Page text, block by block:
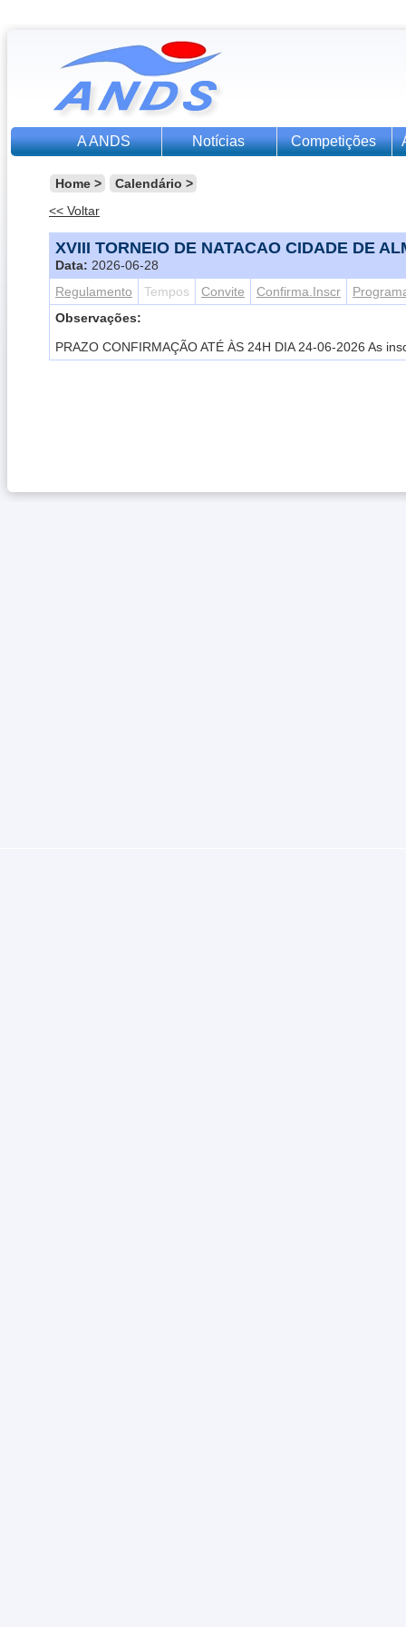
A ANDS Notícias Competições
Home > Calendário >
<< Voltar
XVIII TORNEIO DE NATACAO CIDADE DE
Data: 2026-06-28
Regulamento
Tempos Convite Confirma.Inscr
Observações:
PRAZO CONFIRMAÇÃO ATÉ ÀS 24H DIA 24-06-2026 As